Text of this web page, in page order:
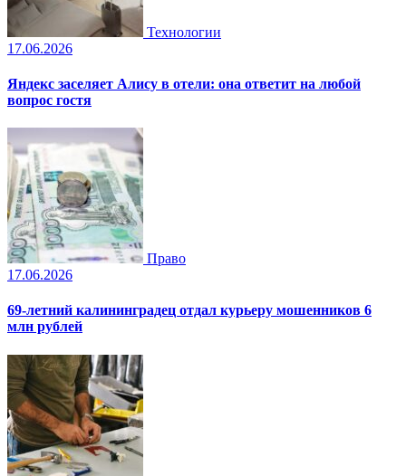
Технологии
17.06.2026
Яндекс заселяет Алису в отели: она ответит на любой
вопрос гостя
Право
17.06.2026
69-летний калининградец отдал курьеру мошенников 6
млн рублей